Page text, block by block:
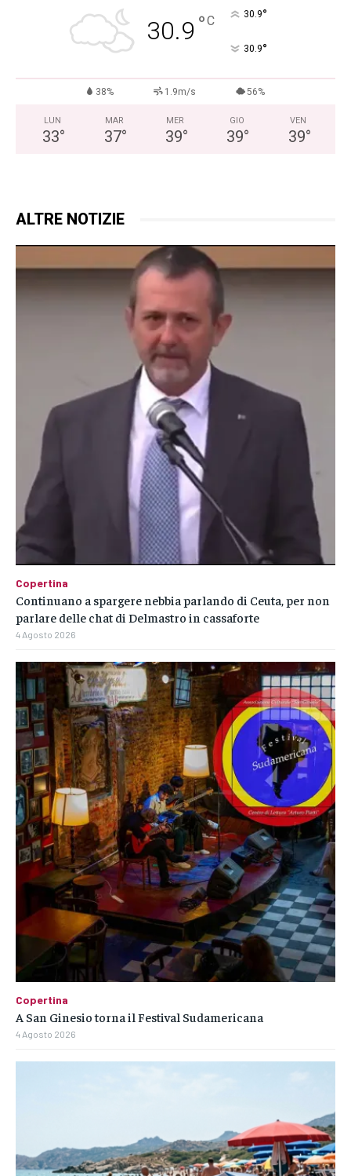
30.9 °C 30.9°
30.9°
38% 1.9m/s 56%
LUN
33°
MAR
37°
MER
39°
GIO
39°
VEN
39°
ALTRE NOTIZIE
Copertina
Continuano a spargere nebbia parlando di Ceuta, per non
parlare delle chat di Delmastro in cassaforte
4 Agosto 2026
Copertina
A San Ginesio torna il Festival Sudamericana
4 Agosto 2026